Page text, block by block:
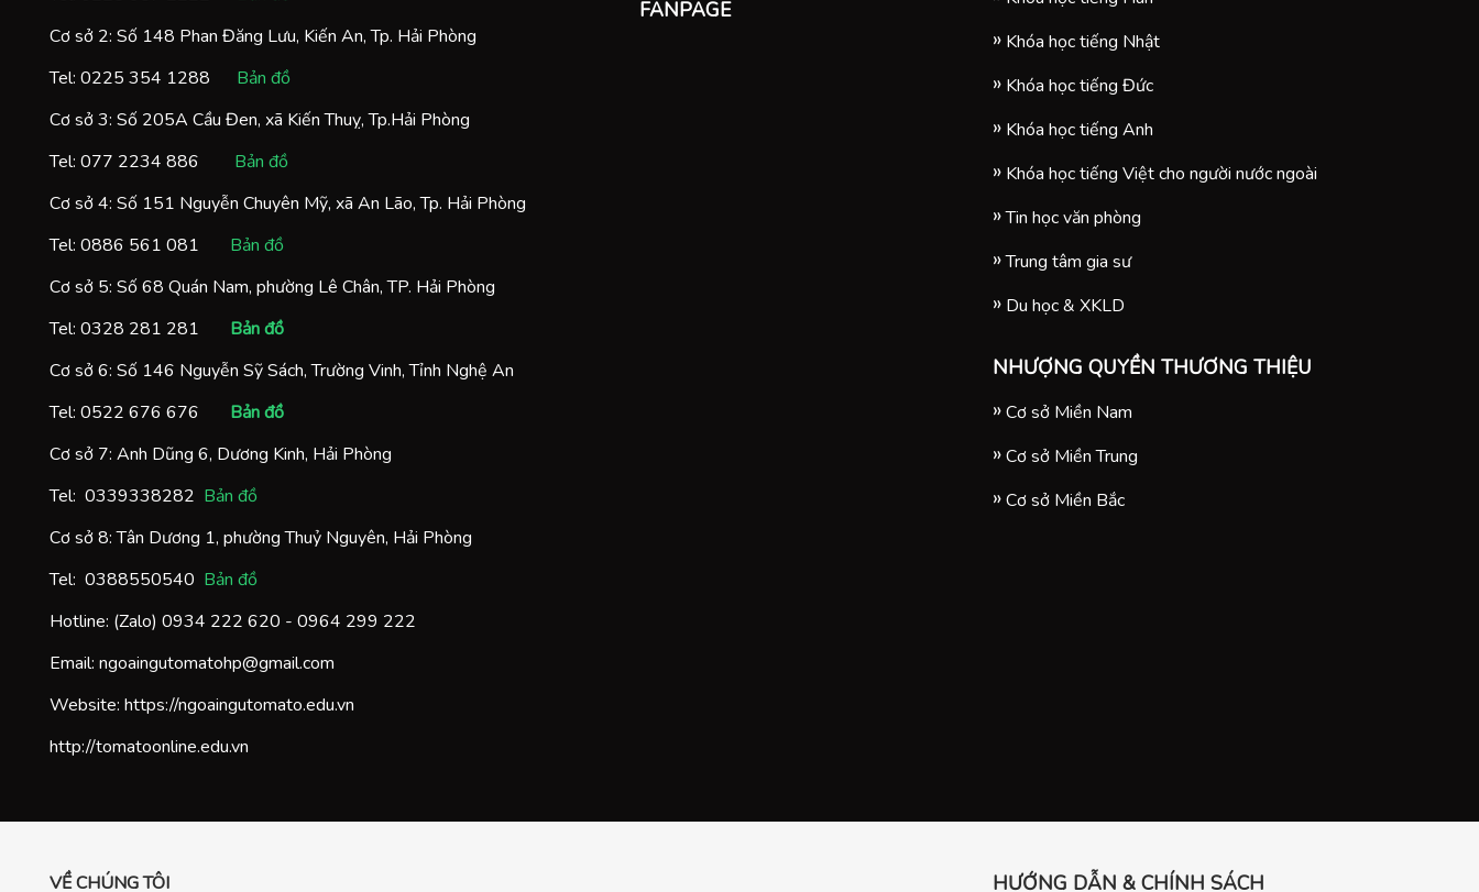
Khóa học tiếng Nhật
Khóa học tiếng Đức
Khóa học tiếng Anh
Khóa học tiếng Việt cho người nước ngoài
Tin học văn phòng
Trung tâm gia sư
Du học & XKLD
NHƯỢNG QUYỀN THƯƠNG THIỆU
Cơ sở Miền Nam
Cơ sở Miền Trung
Cơ sở Miền Bắc
Cơ sở 2: Số 148 Phan Đăng Lưu, Kiến An, Tp. Hải Phòng
Tel: 0225 354 1288
Bản đồ
Cơ sở 3: Số 205A Cầu Đen, xã Kiến Thuỵ, Tp.Hải Phòng
Tel: 077 2234 886
Bản đồ
Cơ sở 4: Số 151 Nguyễn Chuyên Mỹ, xã An Lão, Tp. Hải Phòng
Tel: 0886 561 081
Bản đồ
Cơ sở 5: Số 68 Quán Nam, phường Lê Chân, TP. Hải Phòng
Tel: 0328 281 281
Bản đồ
Cơ sở 6: Số 146 Nguyễn Sỹ Sách, Trường Vinh, Tỉnh Nghệ An
Tel: 0522 676 676
Bản đồ
Cơ sở 7: Anh Dũng 6, Dương Kinh, Hải Phòng
Tel: 0339338282 Bản đồ
Cơ sở 8: Tân Dương 1, phường Thuỷ Nguyên, Hải Phòng
Tel: 0388550540 Bản đồ
Hotline: (Zalo) 0934 222 620 - 0964 299 222
Email: ngoaingutomatohp@gmail.com
Website: https://ngoaingutomato.edu.vn
http://tomatoonline.edu.vn
FANPAGE
HƯỚNG DẪN & CHÍNH SÁCH
VỀ CHÚNG TÔI